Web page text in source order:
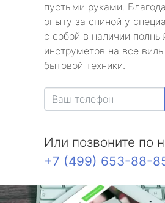
пустыми руками.
опыту за спиной у
с собой в наличии
инструметов на все
бытовой техники.
Или позвоните по
+7 (499) 653-88-